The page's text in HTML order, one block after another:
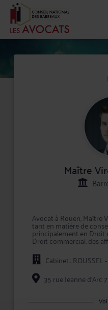
Maître
Avocat à Rouen, Maître
tant en matière de
principalement en Droit
Droit commercial, des
Droit du numérique et
Pour toute
compétence, Me
efficacement et vous
demande ou pour
Maître SISSAOUI
Cabinet : ROUSSEL
35 rue Jeanne d'Arc